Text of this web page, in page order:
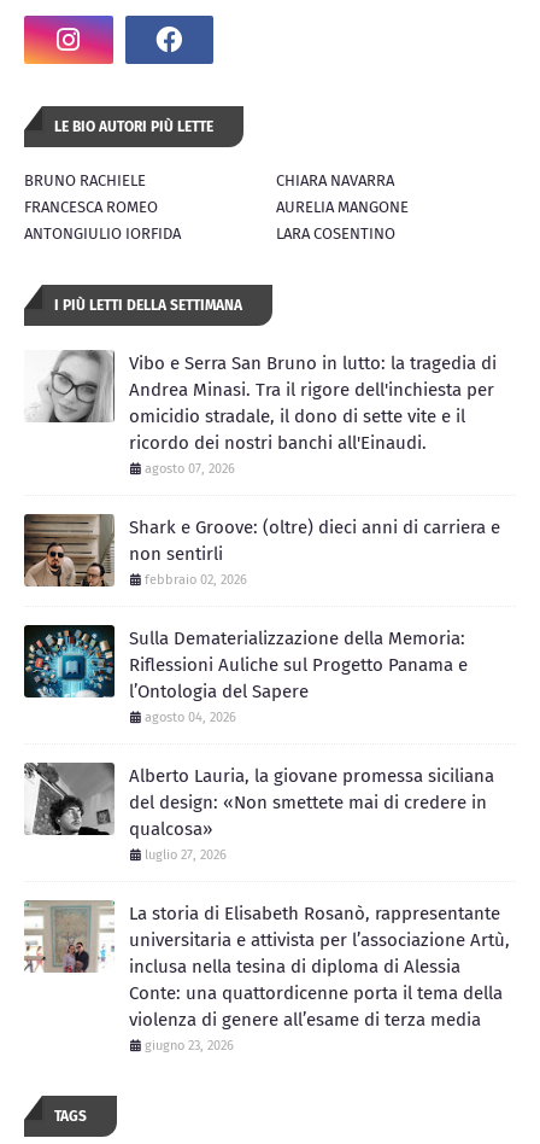
LE BIO AUTORI PIÙ LETTE
BRUNO RACHIELE
CHIARA NAVARRA
FRANCESCA ROMEO
AURELIA MANGONE
ANTONGIULIO IORFIDA
LARA COSENTINO
I PIÙ LETTI DELLA SETTIMANA
Vibo e Serra San Bruno in lutto: la tragedia di
Andrea Minasi. Tra il rigore dell'inchiesta per
omicidio stradale, il dono di sette vite e il
ricordo dei nostri banchi all'Einaudi.
agosto 07, 2026
Shark e Groove: (oltre) dieci anni di carriera e
non sentirli
febbraio 02, 2026
Sulla Dematerializzazione della Memoria:
Riflessioni Auliche sul Progetto Panama e
l’Ontologia del Sapere
agosto 04, 2026
Alberto Lauria, la giovane promessa siciliana
del design: «Non smettete mai di credere in
qualcosa»
luglio 27, 2026
La storia di Elisabeth Rosanò, rappresentante
universitaria e attivista per l’associazione Artù,
inclusa nella tesina di diploma di Alessia
Conte: una quattordicenne porta il tema della
violenza di genere all’esame di terza media
giugno 23, 2026
TAGS